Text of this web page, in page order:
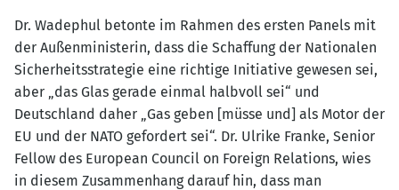
Dr. Wadephul betonte im Rahmen des ersten Panels mit
der Außenministerin, dass die Schaffung der Nationalen
Sicherheitsstrategie eine richtige Initiative gewesen sei,
aber „das Glas gerade einmal halbvoll sei“ und
Deutschland daher „Gas geben [müsse und] als Motor der
EU und der NATO gefordert sei“. Dr. Ulrike Franke, Senior
Fellow des European Council on Foreign Relations, wies
in diesem Zusammenhang darauf hin, dass man